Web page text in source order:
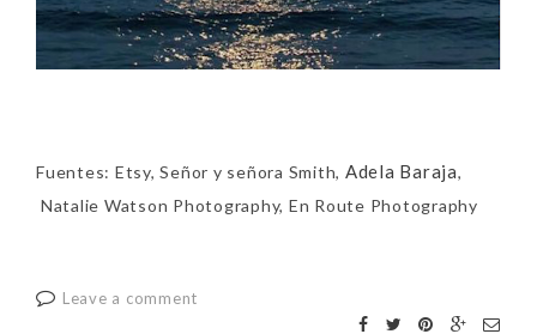
Fuentes: Etsy, Señor y señora Smith, Adela Baraja,
Natalie Watson Photography, En Route Photography
Leave a comment